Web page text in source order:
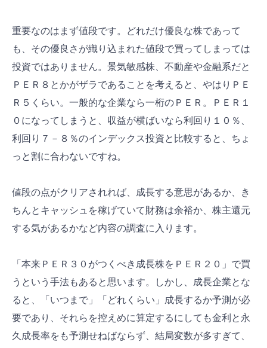
重要なのはまず値段です。どれだけ優良な株であって
も、その優良さが織り込まれた値段で買ってしまっては
投資ではありません。景気敏感株、不動産や金融系だと
ＰＥＲ８とかがザラであることを考えると、やはりＰＥ
Ｒ５くらい。一般的な企業なら一桁のＰＥＲ。ＰＥＲ１
０になってしまうと、収益が横ばいなら利回り１０％、
利回り７－８％のインデックス投資と比較すると、ちょ
っと割に合わないですね。
値段の点がクリアされれば、成長する意思があるか、き
ちんとキャッシュを稼げていて財務は余裕か、株主還元
する気があるかなど内容の調査に入ります。
「本来ＰＥＲ３０がつくべき成長株をＰＥＲ２０」で買
うという手法もあると思います。しかし、成長企業とな
ると、「いつまで」「どれくらい」成長するか予測が必
要であり、それらを控えめに算定するにしても金利と永
久成長率をも予測せねばならず、結局変数が多すぎて、